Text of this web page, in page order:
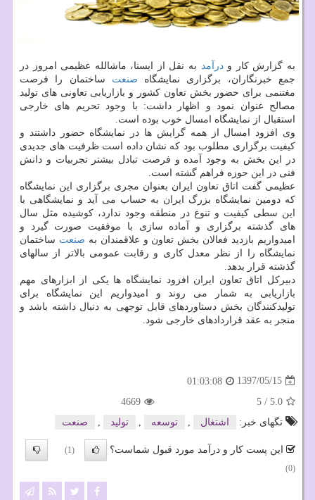
به گزارش كار ودرآمد به نقل از ایسنا، ماشالله عظیمی امروز در
جمع خبرنگاران، برگزاری نمایشگاه صنعت ساختمان را فرصت
مغتنمی برای حضور بخش تعاون كشور و بازاریابی تعاونی های تولید
مصالح عنوان نمود و اظهار داشت: با وجود تحریم های خارجی
استقبال از نمایشگاه امسال خوب بوده است.
وی افزود امسال از همه گرایش ها در نمایشگاه حضور داشتند و
كیفیت برگزاری مطلوب بود كه نشان داده است ظرفیت های جدیدی
در این بخش به وجود آمده و فرصت تبادل بیشتر تجربیات و دانش
فنی در این حوزه فراهم گشته است.
عظیمی گفت اتاق تعاون ایران بعنوان مجری برگزاری این نمایشگاه
كه دومین نمایشگاه بزرگ ایران به حساب می آید و نمایشگاهی با
این سطی كیفیت و تنوع در منطقه وجود ندارد، كوشیده مثل سال
های گذشته برگزاری و آماده سازی با موفقیت صورت گیرد و
امیدواریم بازدید فعالان بخش تعاون و علاقمندان به صنعت ساختمان
نمایشگاه را از نظر معدل كاری و رقابت عمومی بالاتر از سالهای
گذشته قرار بدهد.
دبیركل اتاق تعاون ایران افزود نمایشگاه ها یكی از ابزارهای مهم
بازاریابی به شمار می روند و امیدواریم این نمایشگاه برای
تولیدكنندگان بخش دستاوردهای قابل توجهی به دنبال داشته باشد و
منجر به عقد قراردادهای خارجی شود.
1397/05/15
01:03:08
5.0
/
5
4669
تگهای خبر:
اشتغال توسعه تولید صنعت
این پست کار و درآمد مورد قبول شماست؟
(1)
(0)